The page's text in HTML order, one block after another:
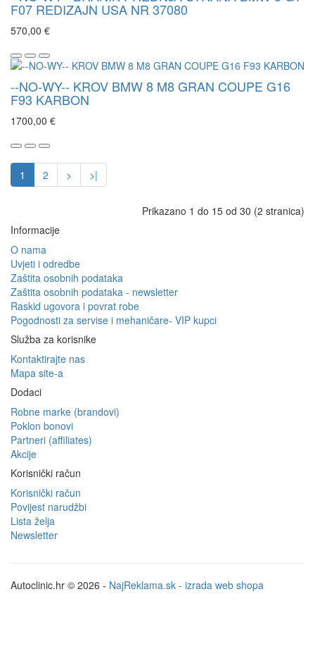
F07 REDIZAJN USA NR 37080
570,00 €
--NO-WY-- KROV BMW 8 M8 GRAN COUPE G16
F93 KARBON
1700,00 €
1 2 > >|
Prikazano 1 do 15 od 30 (2 stranica)
Informacije
O nama
Uvjeti i odredbe
Zaštita osobnih podataka
Zaštita osobnih podataka - newsletter
Raskid ugovora i povrat robe
Pogodnosti za servise i mehaničare- VIP kupci
Služba za korisnike
Kontaktirajte nas
Mapa site-a
Dodaci
Robne marke (brandovi)
Poklon bonovi
Partneri (affiliates)
Akcije
Korisnički račun
Korisnički račun
Povijest narudžbi
Lista želja
Newsletter
Autoclinic.hr © 2026 - NajReklama.sk - izrada web shopa